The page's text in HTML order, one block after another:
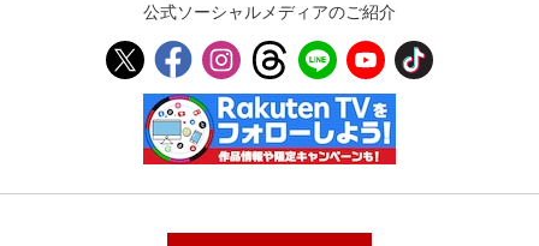
公式ソーシャルメディアのご紹介